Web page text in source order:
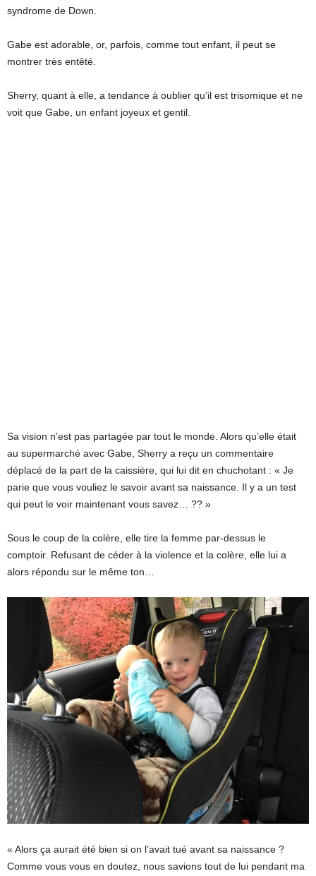
syndrome de Down.
Gabe est adorable, or, parfois, comme tout enfant, il peut se
montrer très entêté.
Sherry, quant à elle, a tendance à oublier qu’il est trisomique et ne
voit que Gabe, un enfant joyeux et gentil.
Sa vision n’est pas partagée par tout le monde. Alors qu’elle était
au supermarché avec Gabe, Sherry a reçu un commentaire
déplacé de la part de la caissière, qui lui dit en chuchotant : « Je
parie que vous vouliez le savoir avant sa naissance. Il y a un test
qui peut le voir maintenant vous savez… ?? »
Sous le coup de la colère, elle tire la femme par-dessus le
comptoir. Refusant de céder à la violence et la colère, elle lui a
alors répondu sur le même ton…
« Alors ça aurait été bien si on l’avait tué avant sa naissance ?
Comme vous vous en doutez, nous savions tout de lui pendant ma